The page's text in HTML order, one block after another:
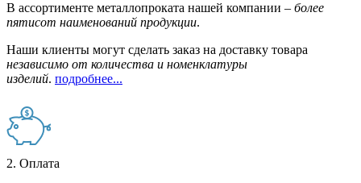
В ассортименте металлопроката нашей компании – более
пятисот наименований продукции.
Наши клиенты могут сделать заказ на доставку товара
независимо от количества и номенклатуры
изделий. подробнее...
2. Оплата